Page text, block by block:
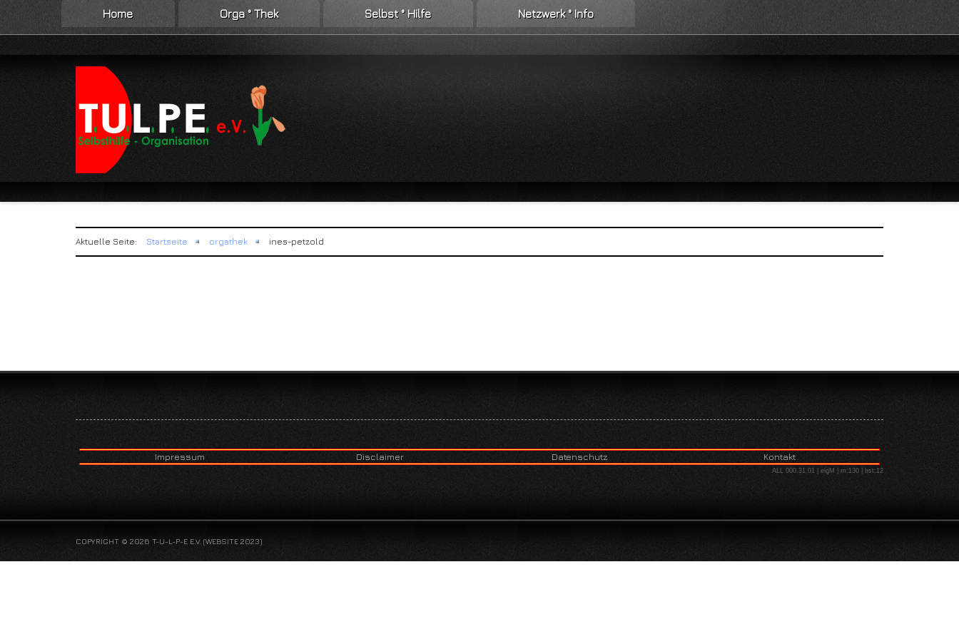
Home Orga ° Thek Selbst ° Hilfe Netzwerk ° Info
Aktuelle Seite: Startseite orgathek ines-petzold
Impressum Disclaimer Datenschutz Kontakt
ALL 000.31.01 | eigM | m:130 | bst:12
COPYRIGHT © 2026 T-U-L-P-E E.V. (WEBSITE 2023)